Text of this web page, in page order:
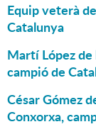
Equip veterà
Catalunya
Martí López
campió de
César Gómez
Conxorxa,